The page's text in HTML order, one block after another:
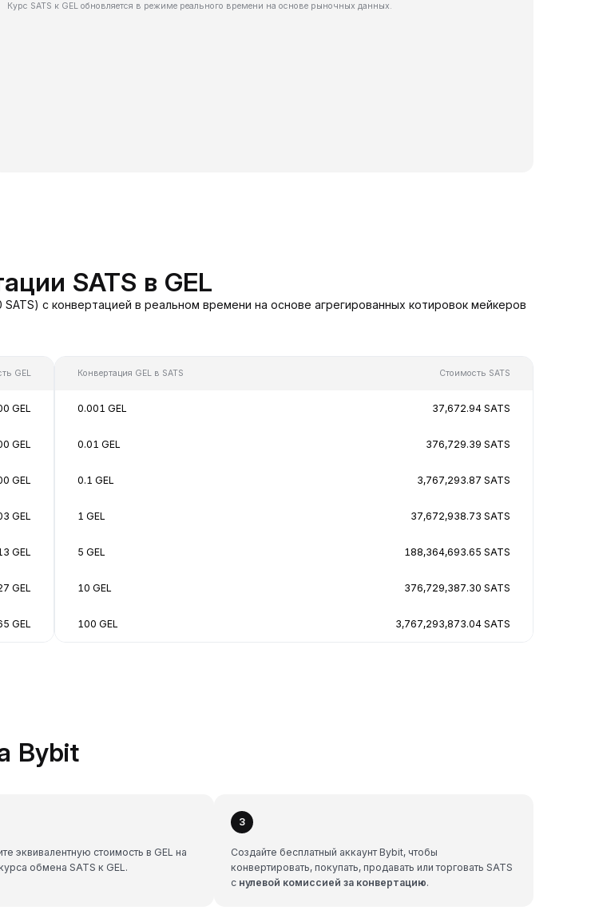
Курс SATS к GEL обновляется в режиме реального времени на основе рыночных данных.
SATS в GEL
с конвертацией в реальном времени на основе агрегированных котировок мейкеров
GEL
GEL
GEL
GEL
GEL
GEL
GEL
GEL
Конвертация GEL в SATS Стоимость SATS
0.001 GEL 37,672.94 SATS
0.01 GEL 376,729.39 SATS
0.1 GEL 3,767,293.87 SATS
1 GEL 37,672,938.73 SATS
5 GEL 188,364,693.65 SATS
10 GEL 376,729,387.30 SATS
100 GEL 3,767,293,873.04 SATS
Bybit
эквивалентную стоимость в GEL на
обмена SATS к GEL.
3
Создайте бесплатный аккаунт Bybit, чтобы
конвертировать, покупать, продавать или торговать SATS
с нулевой комиссией за конвертацию.